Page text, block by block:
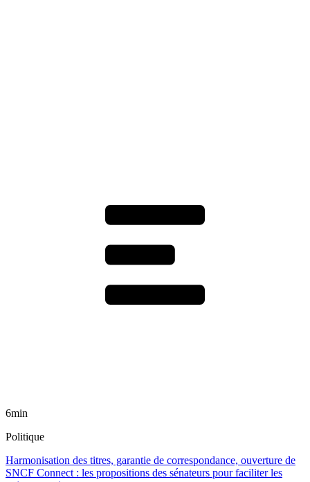
6min
Politique
Harmonisation des titres, garantie de correspondance, ouverture de
SNCF Connect : les propositions des sénateurs pour faciliter les